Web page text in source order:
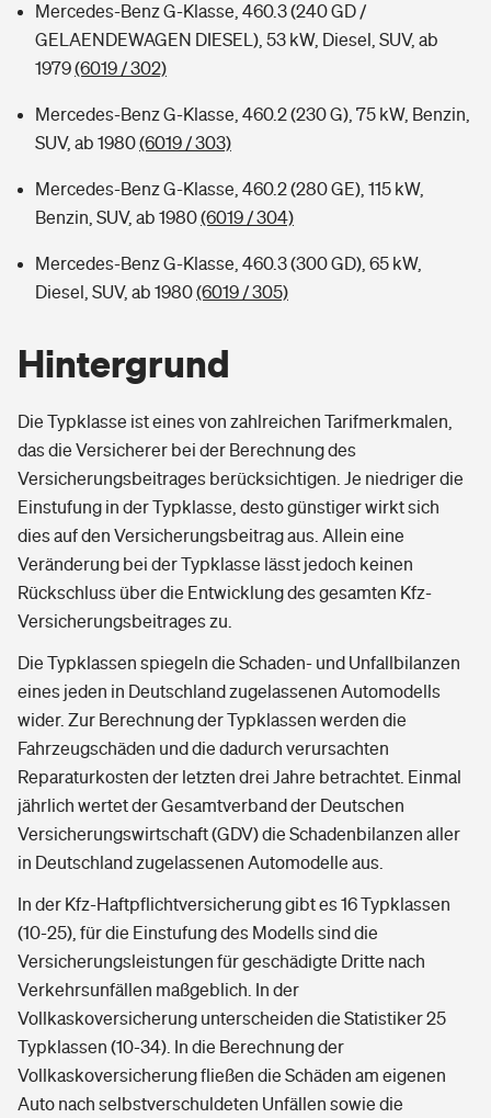
Mercedes-Benz G-Klasse, 460.3 (240 GD /
GELAENDEWAGEN DIESEL), 53 kW, Diesel, SUV, ab
1979(6019 / 302)
Mercedes-Benz G-Klasse, 460.2 (230 G), 75 kW, Benzin,
SUV, ab 1980(6019 / 303)
Mercedes-Benz G-Klasse, 460.2 (280 GE), 115 kW,
Benzin, SUV, ab 1980(6019 / 304)
Mercedes-Benz G-Klasse, 460.3 (300 GD), 65 kW,
Diesel, SUV, ab 1980(6019 / 305)
Hintergrund
Die Typklasse ist eines von zahlreichen Tarifmerkmalen,
das die Versicherer bei der Berechnung des
Versicherungsbeitrages berücksichtigen. Je niedriger die
Einstufung in der Typklasse, desto günstiger wirkt sich
dies auf den Versicherungsbeitrag aus. Allein eine
Veränderung bei der Typklasse lässt jedoch keinen
Rückschluss über die Entwicklung des gesamten Kfz-
Versicherungsbeitrages zu.
Die Typklassen spiegeln die Schaden- und Unfallbilanzen
eines jeden in Deutschland zugelassenen Automodells
wider. Zur Berechnung der Typklassen werden die
Fahrzeugschäden und die dadurch verursachten
Reparaturkosten der letzten drei Jahre betrachtet. Einmal
jährlich wertet der Gesamtverband der Deutschen
Versicherungswirtschaft (GDV) die Schadenbilanzen aller
in Deutschland zugelassenen Automodelle aus.
In der Kfz-Haftpflichtversicherung gibt es 16 Typklassen
(10-25), für die Einstufung des Modells sind die
Versicherungsleistungen für geschädigte Dritte nach
Verkehrsunfällen maßgeblich. In der
Vollkaskoversicherung unterscheiden die Statistiker 25
Typklassen (10-34). In die Berechnung der
Vollkaskoversicherung fließen die Schäden am eigenen
Auto nach selbstverschuldeten Unfällen sowie die